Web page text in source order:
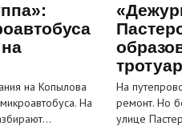
на Копылова
На
На
ремонт. Но
улице